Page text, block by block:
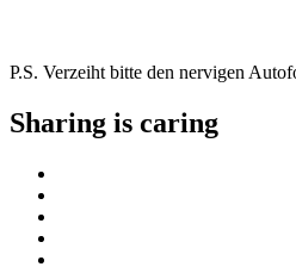
P.S. Verzeiht bitte den nervigen
Sharing is caring